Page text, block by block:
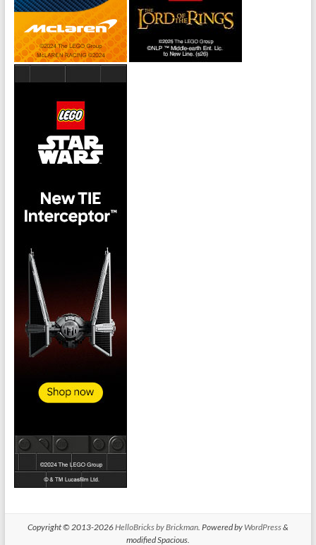
Copyright © 2013-2026HelloBricks by Brickman. Powered by WordPress&
modified Spacious.